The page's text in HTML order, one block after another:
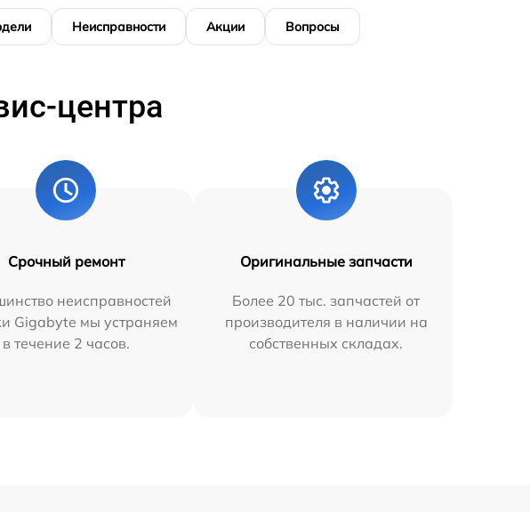
Неисправности Акции Вопросы
центра
Срочный ремонт
неисправностей
Gigabyte мы устраняем
в течение 2 часов.
Оригинальные запчасти
Более 20 тыс. запчастей от
производителя в наличии на
собственных складах.